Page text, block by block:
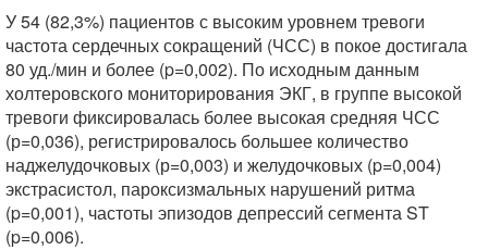
У 54 (82,3%) пациентов с высоким уровнем тревоги
частота сердечных сокращений (ЧСС) в покое достигала
80 уд./мин и более (p=0,002). По исход­ным данным
холтеровского мониторирования ЭКГ, в группе высокой
тревоги фиксировалась более высокая средняя ЧСС
(р=0,036), регистрировалось большее количество
наджелудочковых (р=0,003) и желудочковых (p=0,004)
экстрасистол, пароксизмальных нарушений ритма
(p=0,001), частоты эпизодов депрессий сегмента ST
(p=0,006).